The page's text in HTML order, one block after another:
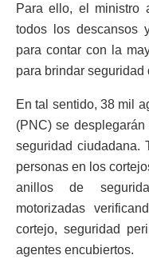
Para ello, el ministro
todos los descansos
para contar con la
para brindar seguridad
En tal sentido, 38 mil
(PNC) se
seguridad ciudadana.
personas en los
anillos de
motorizadas
cortejo, seguridad
agentes encubiertos.